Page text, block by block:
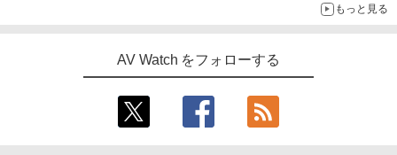
もっと見る
AV Watch をフォローする